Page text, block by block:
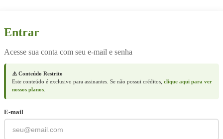
Entrar
Acesse sua conta com seu e-mail e senha
⚠️ Conteúdo Restrito
Este conteúdo é exclusivo para assinantes. Se não possui créditos, clique aqui para ver
nossos planos
E-mail